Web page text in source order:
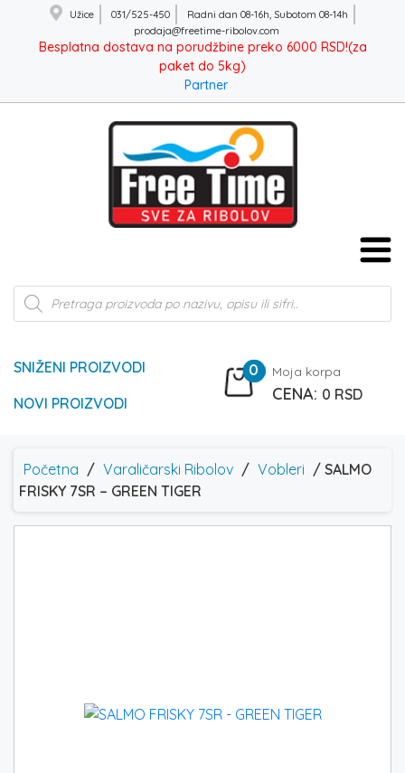
Užice 031/525-450
Radni dan 08-16h, Subotom 08-14h
prodaja@freetime-ribolov.com
Besplatna dostava na porudžbine preko 6000 RSD!(za
paket do 5kg)
Partner
Products
search
SNIŽENI PROIZVODI
NOVI PROIZVODI
0 Moja korpa
0 RSD
Početna / Varaličarski Ribolov / Vobleri / SALMO
FRISKY 7SR – GREEN TIGER